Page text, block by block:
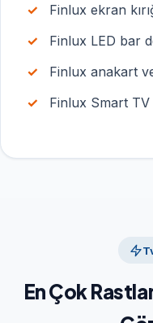
Finlux ekran
Finlux LED bar
Finlux anakart
Finlux Smart TV
En Çok